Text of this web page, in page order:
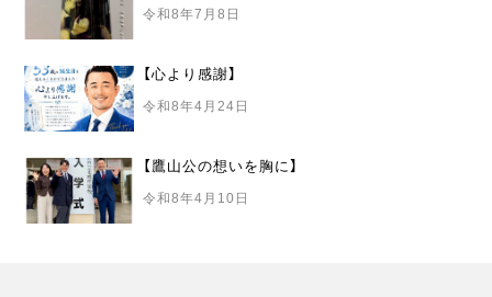
令和8年7月8日
【心より感謝】
令和8年4月24日
【鷹山公の想いを胸に】
令和8年4月10日